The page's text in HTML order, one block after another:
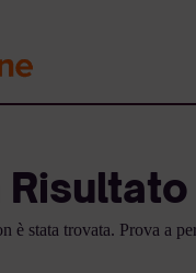
è stata trovata. Prova a